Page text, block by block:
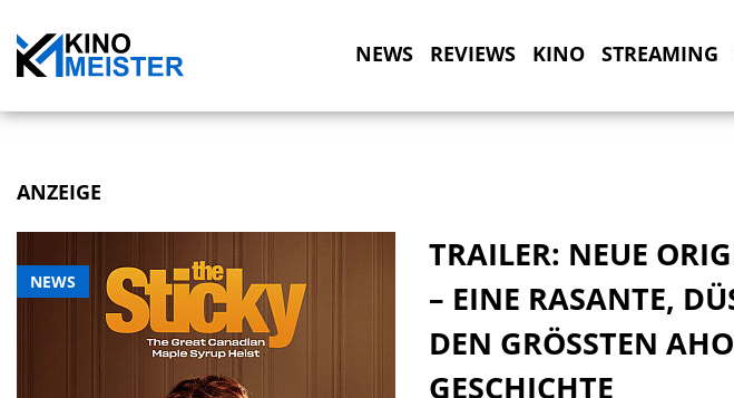
NEWS REVIEWS KINO STREAMING
ANZEIGE
NEWS
TRAILER: NEUE
– EINE RASANTE,
DEN GRÖSSTEN
ESCHICHTE